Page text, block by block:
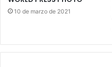
10 de marzo de 2021